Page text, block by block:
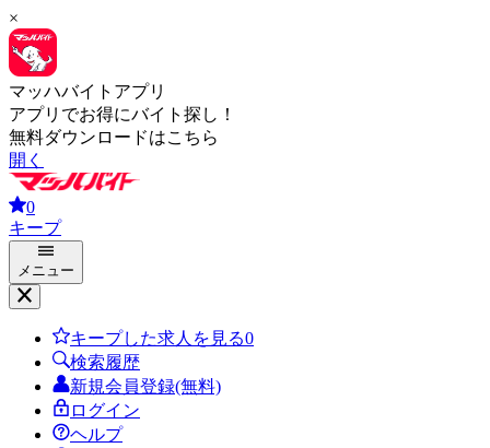
×
マッハバイトアプリ
アプリでお得にバイト探し！
無料ダウンロードはこちら
開く
0
キープ
メニュー
キープした求人を見る0
検索履歴
新規会員登録(無料)
ログイン
ヘルプ